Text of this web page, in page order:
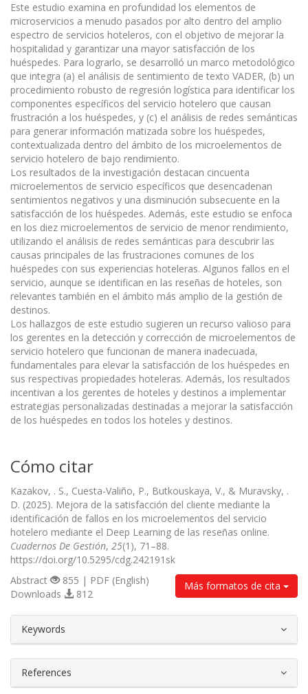
Este estudio examina en profundidad los elementos de
microservicios a menudo pasados por alto dentro del amplio
espectro de servicios hoteleros, con el objetivo de mejorar la
hospitalidad y garantizar una mayor satisfacción de los
huéspedes. Para lograrlo, se desarrolló un marco metodológico
que integra (a) el análisis de sentimiento de texto VADER, (b) un
procedimiento robusto de regresión logística para identificar los
componentes específicos del servicio hotelero que causan
frustración a los huéspedes, y (c) el análisis de redes semánticas
para generar información matizada sobre los huéspedes,
contextualizada dentro del ámbito de los microelementos de
servicio hotelero de bajo rendimiento.
Los resultados de la investigación destacan cincuenta
microelementos de servicio específicos que desencadenan
sentimientos negativos y una disminución subsecuente en la
satisfacción de los huéspedes. Además, este estudio se enfoca
en los diez microelementos de servicio de menor rendimiento,
utilizando el análisis de redes semánticas para descubrir las
causas principales de las frustraciones comunes de los
huéspedes con sus experiencias hoteleras. Algunos fallos en el
servicio, aunque se identifican en las reseñas de hoteles, son
relevantes también en el ámbito más amplio de la gestión de
destinos.
Los hallazgos de este estudio sugieren un recurso valioso para
los gerentes en la detección y corrección de microelementos de
servicio hotelero que funcionan de manera inadecuada,
fundamentales para elevar la satisfacción de los huéspedes en
sus respectivas propiedades hoteleras. Además, los resultados
incentivan a los gerentes de hoteles y destinos a implementar
estrategias personalizadas destinadas a mejorar la satisfacción
de los huéspedes en todos los hoteles y destinos.
Cómo citar
Kazakov, . S., Cuesta-Valiño, P., Butkouskaya, V., & Muravsky, .
D. (2025). Mejora de la satisfacción del cliente mediante la
identificación de fallos en los microelementos del servicio
hotelero mediante el Deep Learning de las reseñas online.
Cuadernos De Gestión, 25(1), 71–88.
https://doi.org/10.5295/cdg.242191sk
Más formatos de cita
Abstract
855 | PDF (English)
Downloads
812
Keywords
References